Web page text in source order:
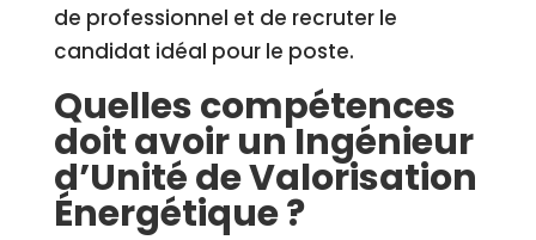
de professionnel et de recruter le
candidat idéal pour le poste.
Quelles compétences
doit avoir un Ingénieur
d’Unité de Valorisation
Énergétique ?